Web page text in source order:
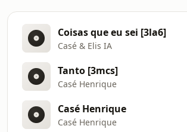
Coisas que eu sei [3la6]
Casé & Elis IA
Tanto [3mcs]
Casé Henrique
Casé Henrique
Casé Henrique